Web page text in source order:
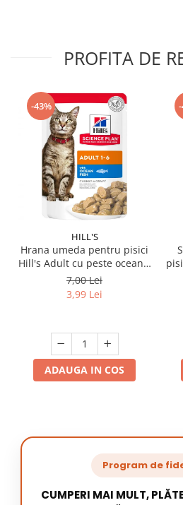
PROFITA DE
-43%
HILL'S
Hrana umeda pentru pisici
Hill's Adult cu peste oceanic
85 gr
7,00 Lei
3,99 Lei
ADAUGA IN COS
Program de
CUMPERI MAI MULT,